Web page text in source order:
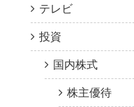
テレビ
投資
国内株式
株主優待